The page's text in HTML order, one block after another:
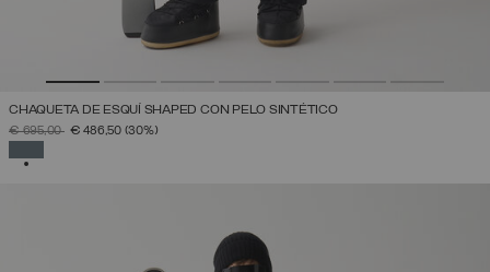
CHAQUETA DE ESQUÍ SHAPED CON PELO SINTÉTICO
PRECIO REBAJADO DE
€ 695,00A€ 486,50 (30%)